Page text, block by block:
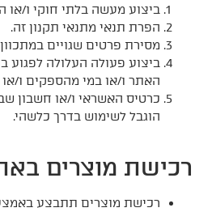
ביצוע מעשה בלתי חוקי ו/או
הפרת תנאי מתנאי תקנון זה.
מסירת פרטים שגויים
ביצוע פעולה העלולה לפגוע
האתר ו/או במי מהספקים ו/
כרטיס האשראי ו/או חשבון
הוגבל לשימוש בדרך כלשהי.
רכישת מוצרים
רכישת מוצרים תתבצע